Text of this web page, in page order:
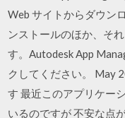
Web サイトからダウン
ンストールのほか、そ
す。Autodesk App
クしてください。 May
す 最近このアプリケー
いるのですが 不安な点